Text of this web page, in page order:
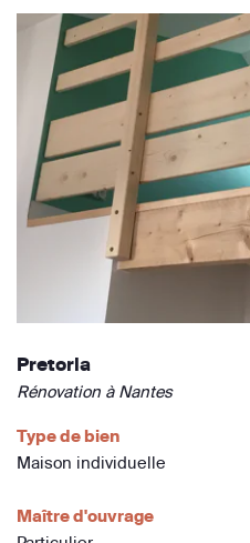
Pretoria
Rénovation à Nantes
Type de bien
Maison individuelle
Maître d'ouvrage